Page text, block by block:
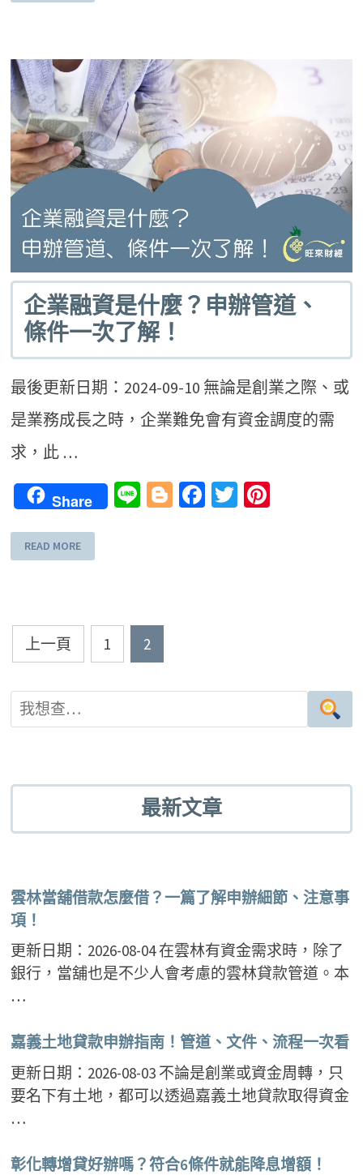
企業融資是什麼？申辦管道、
條件一次了解！
最後更新日期：2024-09-10 無論是創業之際、或
是業務成長之時，企業難免會有資金調度的需
求，此 …
Share LineBlogger
Facebook
Twitter
READ MORE
章
導
覽
上一頁 1 2
最新文章
雲林當舖借款怎麼借？一篇了解申辦細節、注意事
項！
更新日期：2026-08-04 在雲林有資金需求時，除了
銀行，當舖也是不少人會考慮的雲林貸款管道。本
…
嘉義土地貸款申辦指南！管道、文件、流程一次看
更新日期：2026-08-03 不論是創業或資金周轉，只
要名下有土地，都可以透過嘉義土地貸款取得資金
…
彰化轉增貸好辦嗎？符合6條件就能降息增額！